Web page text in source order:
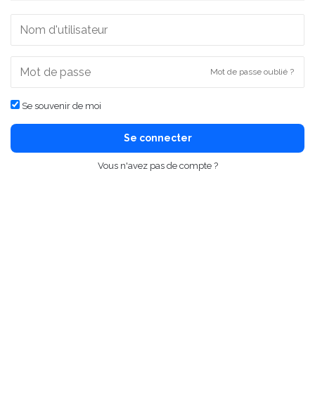
Mot de passe oublié ?
Se souvenir de moi
Se connecter
Vous n'avez pas de compte ?